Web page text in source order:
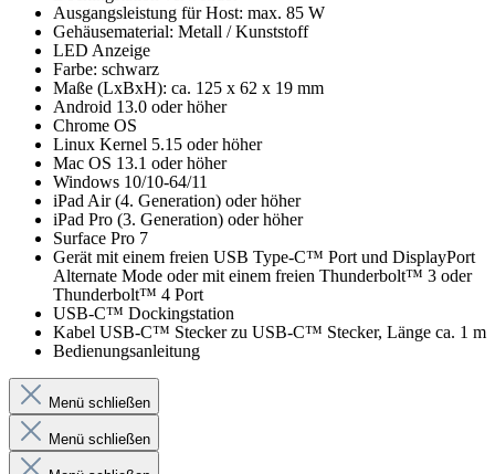
Ausgangsleistung für Host: max. 85 W
Gehäusematerial: Metall / Kunststoff
LED Anzeige
Farbe: schwarz
Maße (LxBxH): ca. 125 x 62 x 19 mm
Android 13.0 oder höher
Chrome OS
Linux Kernel 5.15 oder höher
Mac OS 13.1 oder höher
Windows 10/10-64/11
iPad Air (4. Generation) oder höher
iPad Pro (3. Generation) oder höher
Surface Pro 7
Gerät mit einem freien USB Type-C™ Port und DisplayPort
Alternate Mode oder mit einem freien Thunderbolt™ 3 oder
Thunderbolt™ 4 Port
USB-C™ Dockingstation
Kabel USB-C™ Stecker zu USB-C™ Stecker, Länge ca. 1 m
Bedienungsanleitung
Menü schließen
Menü schließen